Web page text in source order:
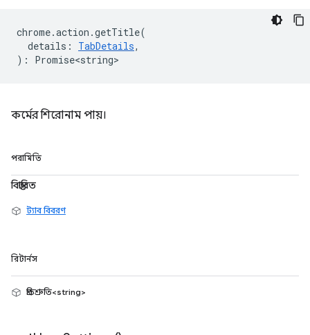
chrome.action .getTitle(
details : TabDetails,
) : Promise<string>
কর্মের শিরোনাম পায়।
পরামিতি
বিস্তারিত
ট্যাব বিবরণ
রিটার্নস
প্রতিশ্রুতি<string>